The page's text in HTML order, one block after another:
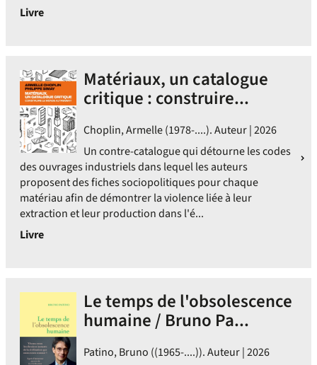
Livre
Matériaux, un catalogue
critique : construire...
Choplin, Armelle (1978-....). Auteur | 2026
Un contre-catalogue qui détourne les codes
des ouvrages industriels dans lequel les auteurs
proposent des fiches sociopolitiques pour chaque
matériau afin de démontrer la violence liée à leur
extraction et leur production dans l'é...
Livre
Le temps de l'obsolescence
humaine / Bruno Pa...
Patino, Bruno ((1965-....)). Auteur | 2026